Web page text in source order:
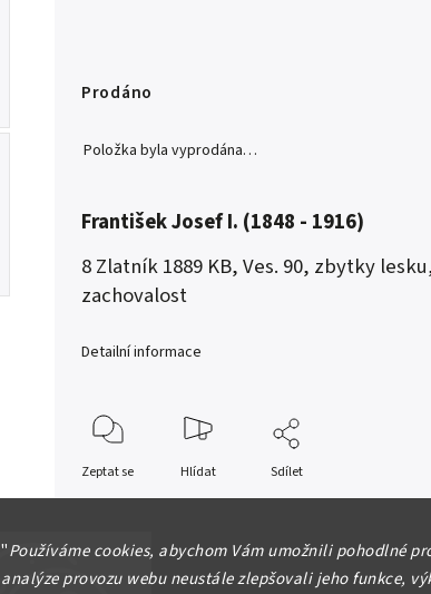
"Používáme cookies, abychom Vám umožnili pohodlné
analýze provozu webu neustále zlepšovali jeho funkce,
11 000 Kč
Prodáno
Položka byla vyprodána…
František Josef I. (1848 - 1916)
8 Zlatník 1889 KB, Ves. 90, zbytky
zachovalost
Detailní informace
Zeptat se Hlídat Sdílet